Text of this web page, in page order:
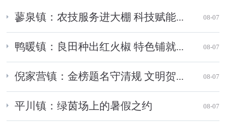
蓼泉镇：农技服务进大棚 科技赋能... 08-07
鸭暖镇：良田种出红火椒 特色铺就... 08-07
倪家营镇：金榜题名守清规 文明贺... 08-07
平川镇：绿茵场上的暑假之约 08-07